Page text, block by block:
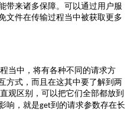
带来诸多保障。可以通过用户服
文件在传输过程当中被获取更多
当中，将有各种不同的请求方
方式，而且在这其中要了解到两
观区别，可以把它们全部都放到
响，就是get到的请求参数存在长